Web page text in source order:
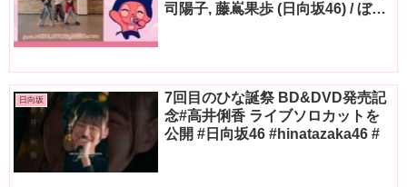
司陽子, 藤嶌果歩 (日向坂46) / ぼっ
日向坂
7回目のひな誕祭 BD&DVD発売記
念#高井俐香 ライブソロカットを
公開 #日向坂46 #hinatazaka46 #